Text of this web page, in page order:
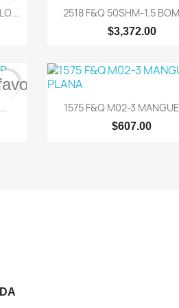
 Vista rápida
2518 F&Q 50SHM-1.5
$3,372.00
 Vista rápida
1575 F&Q M02-3
$607.00